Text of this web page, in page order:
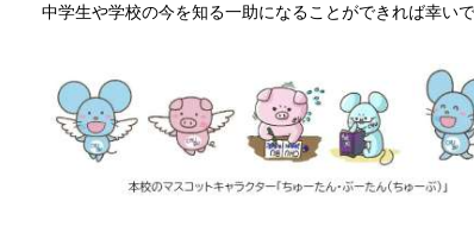
中学生や学校の今を知る一助になることができれば幸い